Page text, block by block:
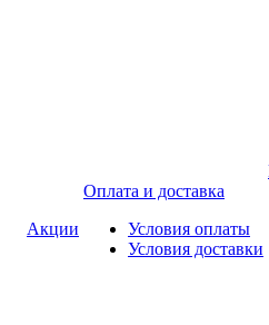
Акции
Оплата и доставка
Условия оплаты
Условия доставки